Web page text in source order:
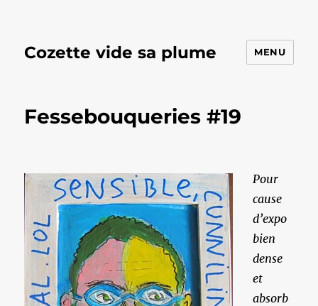
Cozette vide sa plume MENU
Fessebouqueries #19
Pour
cause
d’expo
bien
dense
et
absorb